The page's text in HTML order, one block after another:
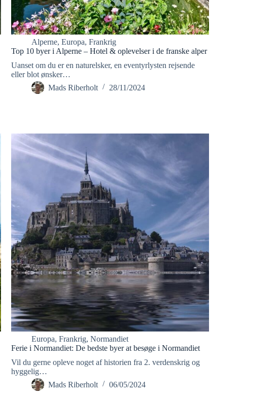
Alperne, Europa, Frankrig
Top 10 byer i Alperne – Hotel & oplevelser i de franske alper
Uanset om du er en naturelsker, en eventyrlysten rejsende
eller blot ønsker…
Mads Riberholt
28/11/2024
Europa, Frankrig, Normandiet
Ferie i Normandiet: De bedste byer at besøge i Normandiet
Vil du gerne opleve noget af historien fra 2. verdenskrig og
hyggelig…
Mads Riberholt
06/05/2024